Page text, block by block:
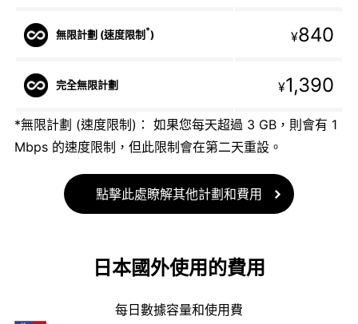
無限計劃 (速度限制 *) ¥840
完全無限計劃 ¥1,390
*無限計劃 (速度限制)： 如果您每天超過 3 GB，則會有 1
Mbps 的速度限制，但此限制會在第二天重設。
點擊此處瞭解其他計劃和費用
日本國外使用的費用
每日數據容量和使用費